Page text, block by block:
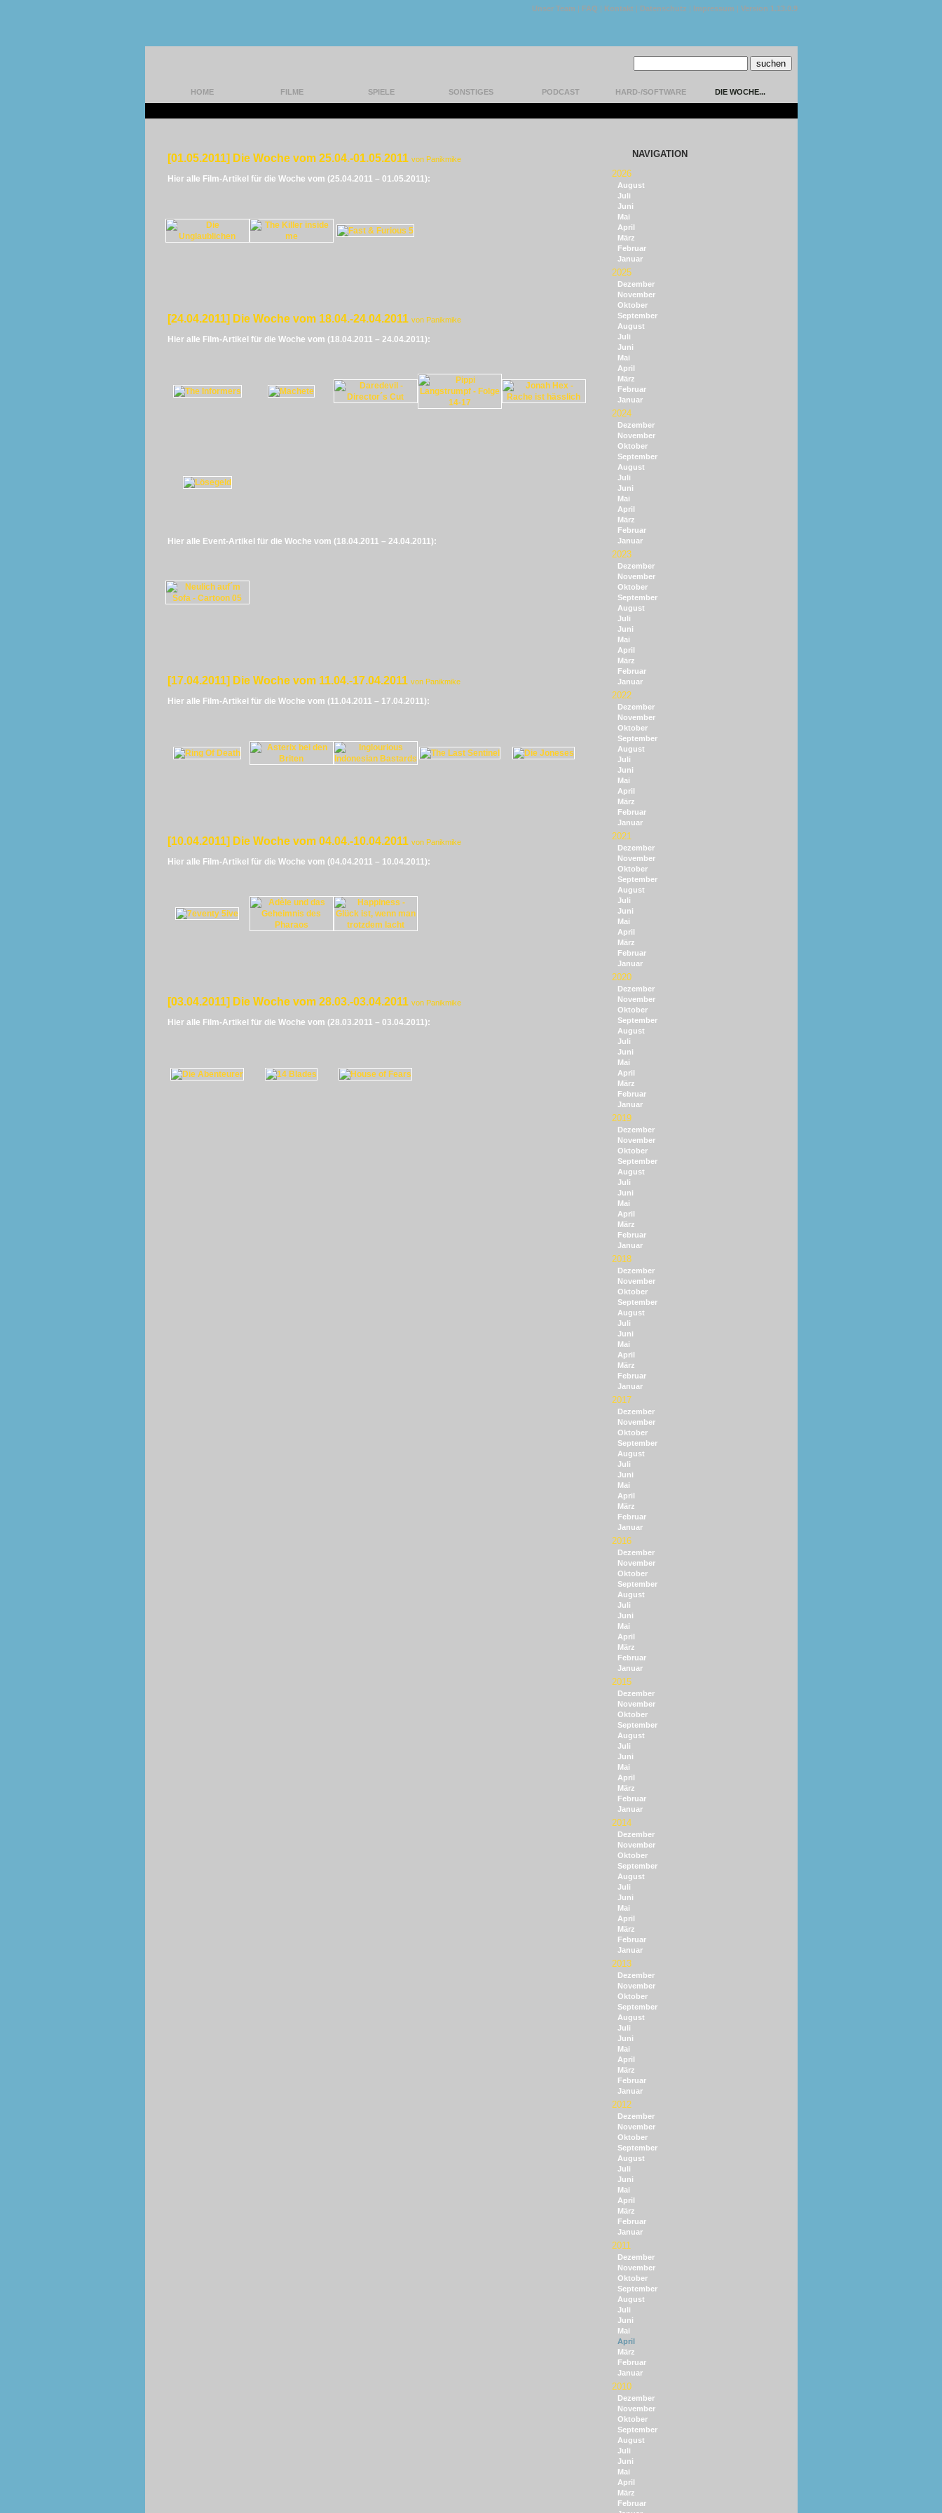
Unser Team | FAQ | Kontakt | Datenschutz | Impressum | Version 1.13.0.9
HOME FILME SPIELE SONSTIGES PODCAST HARD-/SOFTWARE DIE WOCHE...
[01.05.2011] Die Woche vom 25.04.-01.05.2011 von Panikmike
Hier alle Film-Artikel für die Woche vom (25.04.2011 – 01.05.2011):
[24.04.2011] Die Woche vom 18.04.-24.04.2011 von Panikmike
Hier alle Film-Artikel für die Woche vom (18.04.2011 – 24.04.2011):
Hier alle Event-Artikel für die Woche vom (18.04.2011 – 24.04.2011):
[17.04.2011] Die Woche vom 11.04.-17.04.2011 von Panikmike
Hier alle Film-Artikel für die Woche vom (11.04.2011 – 17.04.2011):
[10.04.2011] Die Woche vom 04.04.-10.04.2011 von Panikmike
Hier alle Film-Artikel für die Woche vom (04.04.2011 – 10.04.2011):
[03.04.2011] Die Woche vom 28.03.-03.04.2011 von Panikmike
Hier alle Film-Artikel für die Woche vom (28.03.2011 – 03.04.2011):
NAVIGATION
2026
August
Juli
Juni
Mai
April
März
Februar
Januar
2025
Dezember
November
Oktober
September
August
Juli
Juni
Mai
April
März
Februar
Januar
2024
Dezember
November
Oktober
September
August
Juli
Juni
Mai
April
März
Februar
Januar
2023
Dezember
November
Oktober
September
August
Juli
Juni
Mai
April
März
Februar
Januar
2022
Dezember
November
Oktober
September
August
Juli
Juni
Mai
April
März
Februar
Januar
2021
Dezember
November
Oktober
September
August
Juli
Juni
Mai
April
März
Februar
Januar
2020
Dezember
November
Oktober
September
August
Juli
Juni
Mai
April
März
Februar
Januar
2019
Dezember
November
Oktober
September
August
Juli
Juni
Mai
April
März
Februar
Januar
2018
Dezember
November
Oktober
September
August
Juli
Juni
Mai
April
März
Februar
Januar
2017
Dezember
November
Oktober
September
August
Juli
Juni
Mai
April
März
Februar
Januar
2016
Dezember
November
Oktober
September
August
Juli
Juni
Mai
April
März
Februar
Januar
2015
Dezember
November
Oktober
September
August
Juli
Juni
Mai
April
März
Februar
Januar
2014
Dezember
November
Oktober
September
August
Juli
Juni
Mai
April
März
Februar
Januar
2013
Dezember
November
Oktober
September
August
Juli
Juni
Mai
April
März
Februar
Januar
2012
Dezember
November
Oktober
September
August
Juli
Juni
Mai
April
März
Februar
Januar
2011
Dezember
November
Oktober
September
August
Juli
Juni
Mai
April
März
Februar
Januar
2010
Dezember
November
Oktober
September
August
Juli
Juni
Mai
April
März
Februar